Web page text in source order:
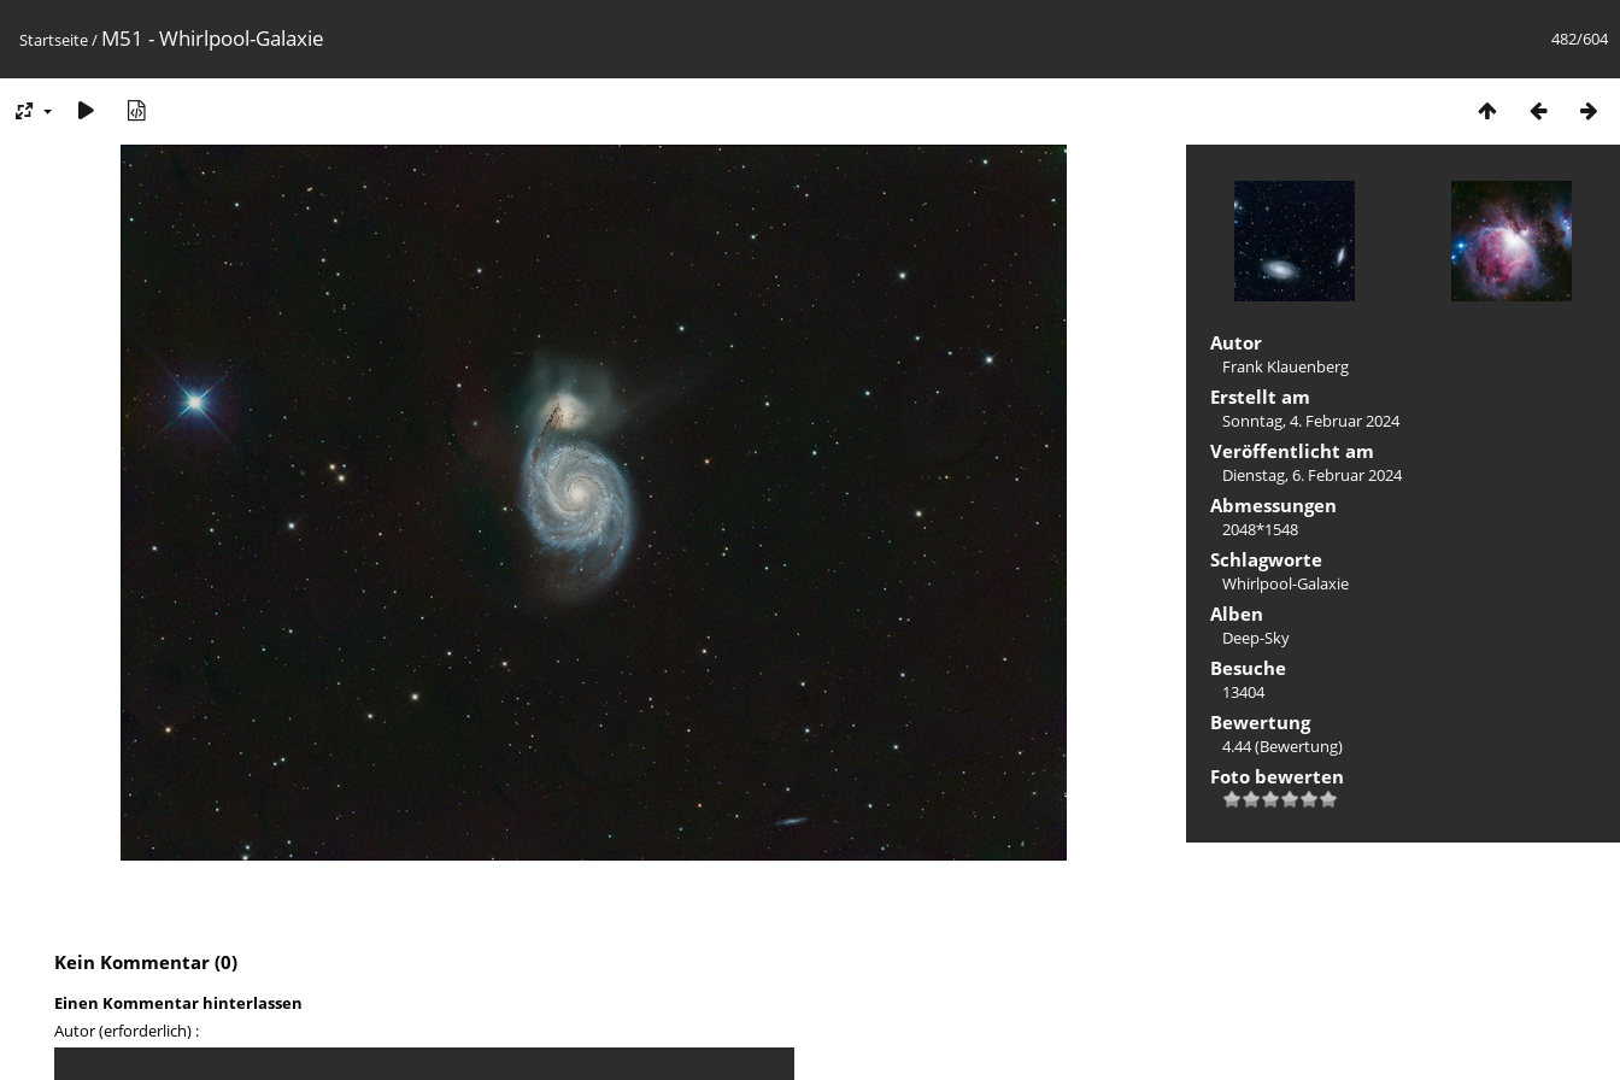
482/604
Startseite/ M51 - Whirlpool-Galaxie
Autor
Frank Klauenberg
Erstellt am
Sonntag, 4. Februar 2024
Veröffentlicht am
Dienstag, 6. Februar 2024
Abmessungen
2048*1548
Schlagworte
Whirlpool-Galaxie
Alben
Deep-Sky
Besuche
13404
Bewertung
4.44(Bewertung)
Foto bewerten
Kein Kommentar (0)
Einen Kommentar hinterlassen
Autor (erforderlich) :